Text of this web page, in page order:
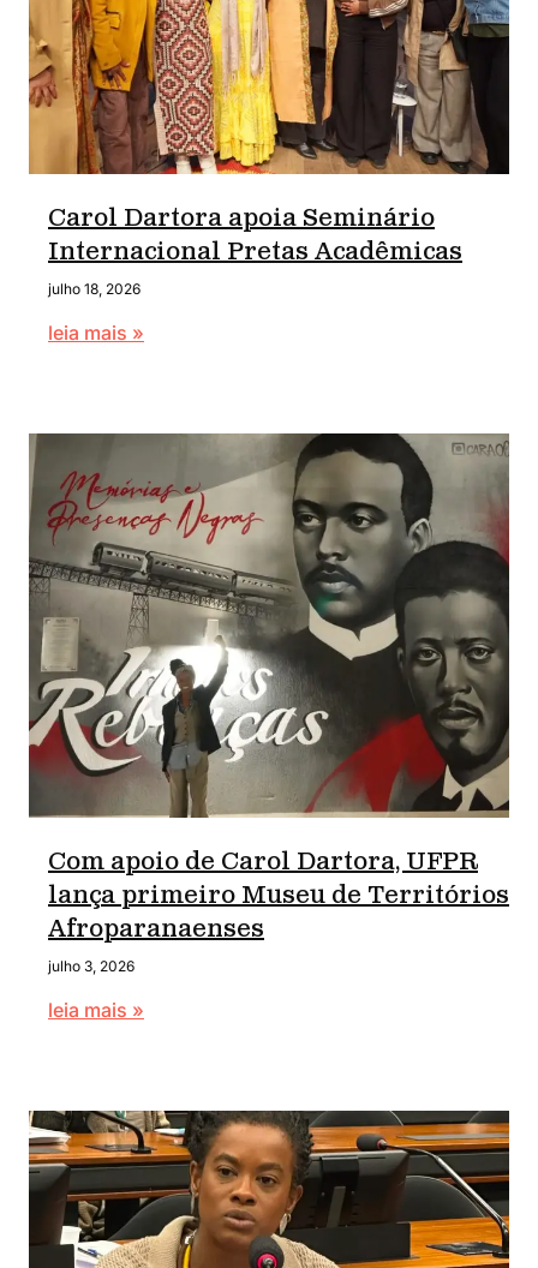
Carol Dartora apoia Seminário
Internacional Pretas Acadêmicas
julho 18, 2026
leia mais »
Com apoio de Carol Dartora, UFPR
lança primeiro Museu de Territórios
Afroparanaenses
julho 3, 2026
leia mais »